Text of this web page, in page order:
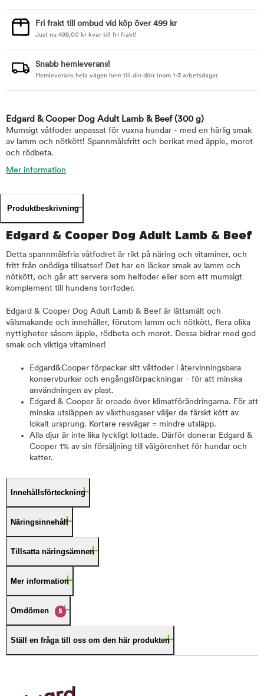
Fri frakt till ombud vid köp över 499 kr
Just nu 499,00 kr kvar till fri frakt!
Snabb hemleverans!
Hemleverans hela vägen hem till din dörr inom 1-3 arbetsdagar.
Edgard & Cooper Dog Adult Lamb & Beef (300 g)
Mumsigt våtfoder anpassat för vuxna hundar - med en härlig smak
av lamm och nötkött! Spannmålsfritt och berikat med äpple, morot
och rödbeta.
Mer information
Produktbeskrivning
Edgard & Cooper Dog Adult Lamb & Beef
Detta spannmålsfria våtfodret är rikt på näring och vitaminer, och
fritt från onödiga tillsatser! Det har en läcker smak av lamm och
nötkött, och går att servera som helfoder eller som ett mumsigt
komplement till hundens torrfoder.
Edgard & Cooper Dog Adult Lamb & Beef är lättsmält och
välsmakande och innehåller, förutom lamm och nötkött, flera olika
nyttigheter såsom äpple, rödbeta och morot. Dessa bidrar med god
smak och viktiga vitaminer!
Edgard&Cooper förpackar sitt våtfoder i återvinningsbara
konservburkar och engångsförpackningar - för att minska
användningen av plast.
Edgard & Cooper är oroade över klimatförändringarna. För att
minska utsläppen av växthusgaser väljer de färskt kött av
lokalt ursprung. Kortare resvägar = mindre utsläpp.
Alla djur är inte lika lyckligt lottade. Därför donerar Edgard &
Cooper 1% av sin försäljning till välgörenhet för hundar och
katter.
Innehållsförteckning
Näringsinnehåll
Tillsatta näringsämnen
Mer information
Omdömen 5
Ställ en fråga till oss om den här produkten